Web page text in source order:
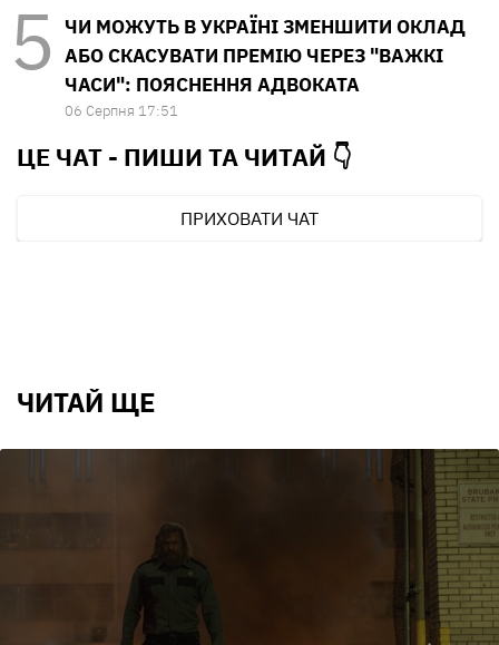
ЧИ МОЖУТЬ В УКРАЇНІ ЗМЕНШИТИ ОКЛАД
АБО СКАСУВАТИ ПРЕМІЮ ЧЕРЕЗ "ВАЖКІ
ЧАСИ": ПОЯСНЕННЯ АДВОКАТА
06 Серпня 17:51
ЦЕ ЧАТ - ПИШИ ТА ЧИТАЙ 👇
ПРИХОВАТИ ЧАТ
ЧИТАЙ ЩЕ